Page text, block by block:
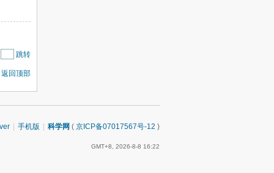
跳转
返回顶部
| 手机版 | 科学网 ( 京ICP备07017567号-12 )
GMT+8, 2026-8-8 16:22